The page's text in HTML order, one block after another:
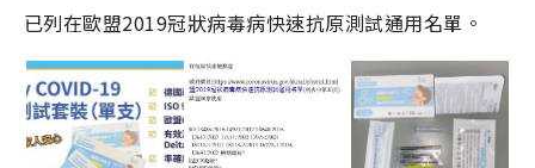
已列在歐盟2019冠狀病毒病快速抗原測試通用名單。